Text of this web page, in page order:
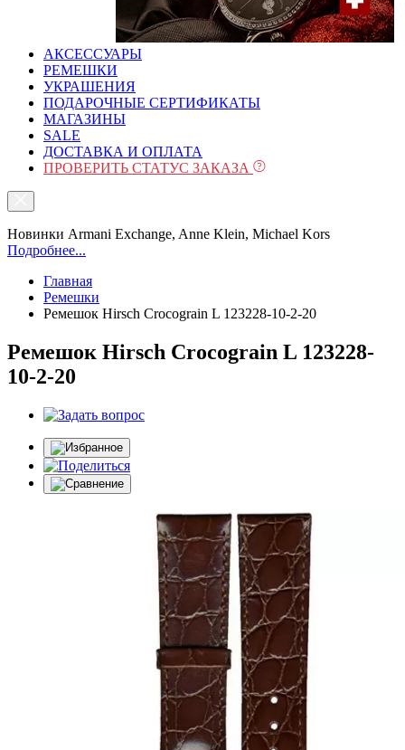
АКСЕССУАРЫ
РЕМЕШКИ
УКРАШЕНИЯ
ПОДАРОЧНЫЕ СЕРТИФИКАТЫ
МАГАЗИНЫ
SALE
ДОСТАВКА И ОПЛАТА
ПРОВЕРИТЬ СТАТУС ЗАКАЗА
Новинки Armani Exchange, Anne Klein, Michael Kors
Подробнее...
Главная
Ремешки
Ремешок Hirsch Crocograin L 123228-10-2-20
Ремешок Hirsch Crocograin L 123228-
10-2-20